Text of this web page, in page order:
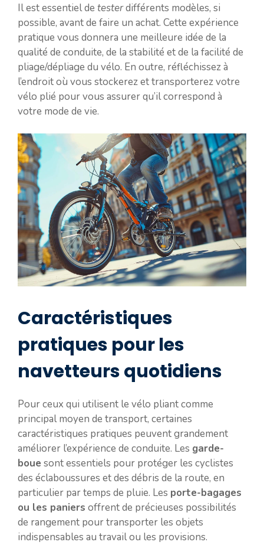
Il est essentiel de testerdifférents modèles, si
possible, avant de faire un achat. Cette expérience
pratique vous donnera une meilleure idée de la
qualité de conduite, de la stabilité et de la facilité de
pliage/dépliage du vélo. En outre, réfléchissez à
l’endroit où vous stockerez et transporterez votre
vélo plié pour vous assurer qu’il correspond à
votre mode de vie.
Caractéristiques
pratiques pour les
navetteurs quotidiens
Pour ceux qui utilisent le vélo pliant comme
principal moyen de transport, certaines
caractéristiques pratiques peuvent grandement
améliorer l’expérience de conduite. Les garde-
boue sont essentiels pour protéger les cyclistes
des éclaboussures et des débris de la route, en
particulier par temps de pluie. Les porte-bagages
ou les paniers offrent de précieuses possibilités
de rangement pour transporter les objets
indispensables au travail ou les provisions.